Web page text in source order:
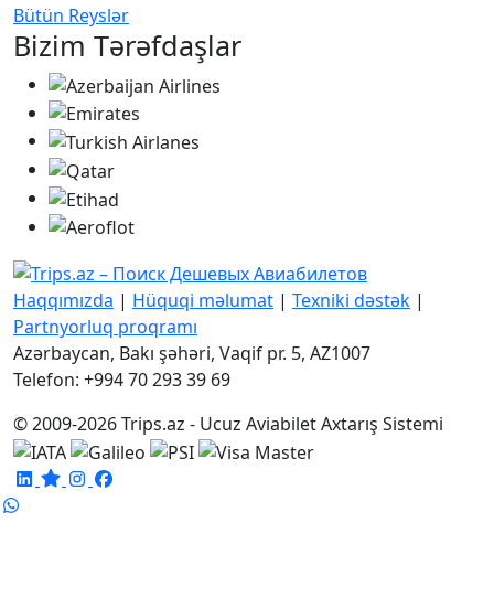
Bütün Reyslər
Bizim Tərəfdaşlar
Haqqımızda | Hüquqi məlumat | Texniki dəstək |
Partnyorluq proqramı
Azərbaycan, Bakı şəhəri, Vaqif pr. 5, AZ1007
Telefon: +994 70 293 39 69
© 2009-2026 Trips.az - Ucuz Aviabilet Axtarış Sistemi